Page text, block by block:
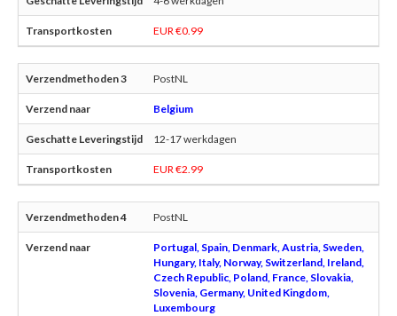
EUR €0.99
PostNL
Belgium
12-17 werkdagen
EUR €2.99
PostNL
Portugal, Spain, Denmark, Austria, Sweden,
Hungary, Italy, Norway, Switzerland, Ireland,
Czech Republic, Poland, France, Slovakia,
Slovenia, Germany, United Kingdom,
Luxembourg